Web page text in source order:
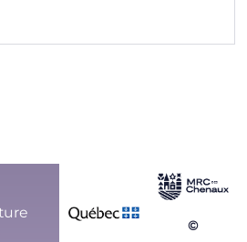
©